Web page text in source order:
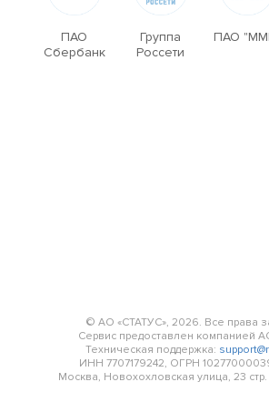
ПАО
Сбербанк
Группа
Россети
ПАО
© АО «СТАТУС», 2026. Все права
Сервис предоставлен компанией
Техническая поддержка:
ИНН 7707179242, ОГРН
Москва, Новохохловская улица, 23